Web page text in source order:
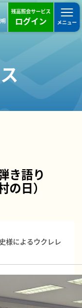
残高照会サービス
ログイン メニュー
き語り
の日）
様によるウクレレ